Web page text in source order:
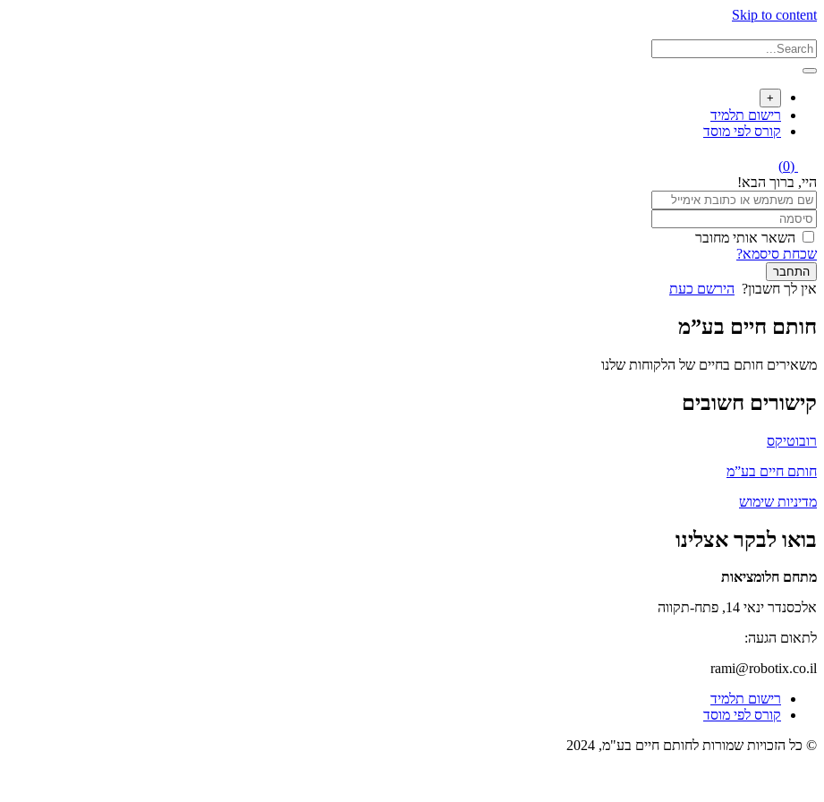
Skip to content
+
רישום תלמיד
קורס לפי מוסד
(0)
היי, ברוך הבא!
השאר אותי מחובר
שכחת סיסמא?
התחבר
אין לך חשבון? הירשם כעת
חותם חיים בע”מ
משאירים חותם בחיים של הלקוחות שלנו
קישורים חשובים
רובוטיקס
חותם חיים בע”מ
מדיניות שימוש
בואו לבקר אצלינו
מתחם חלומציאות
אלכסנדר ינאי 14, פתח-תקווה
לתאום הגעה:
rami@robotix.co.il
רישום תלמיד
קורס לפי מוסד
© כל הזכויות שמורות לחותם חיים בע"מ, 2024